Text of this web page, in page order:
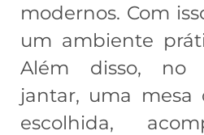
modernos. Com
um ambiente
Além disso, no
jantar, uma
escolhida,